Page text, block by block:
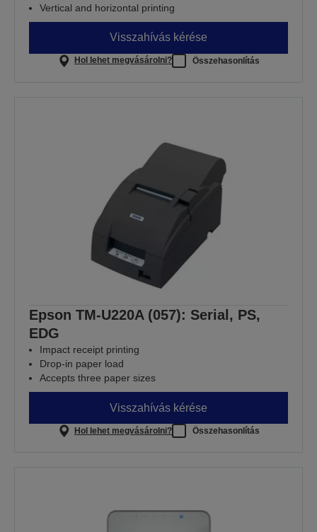
Vertical and horizontal printing
Visszahívás kérése
Hol lehet megvásárolni? Összehasonlítás
Epson TM-U220A (057): Serial, PS,
EDG
Impact receipt printing
Drop-in paper load
Accepts three paper sizes
Visszahívás kérése
Hol lehet megvásárolni? Összehasonlítás